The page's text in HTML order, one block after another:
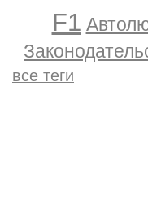
F1
все теги